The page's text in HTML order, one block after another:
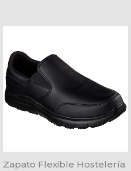
Zapato Flexible Hostelería